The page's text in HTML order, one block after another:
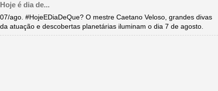
Hoje é dia de...
07/ago. #HojeEDiaDeQue? O mestre Caetano Veloso, grandes divas
da atuação e descobertas planetárias iluminam o dia 7 de agosto.